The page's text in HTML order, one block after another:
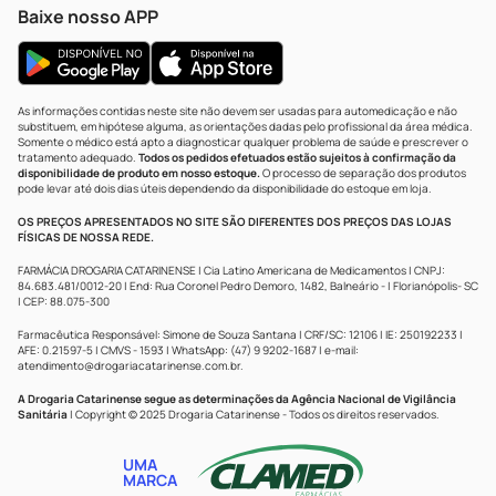
Baixe nosso APP
As informações contidas neste site não devem ser usadas para automedicação e não
substituem, em hipótese alguma, as orientações dadas pelo profissional da área médica.
Somente o médico está apto a diagnosticar qualquer problema de saúde e prescrever o
tratamento adequado. Todos os pedidos efetuados estão sujeitos à confirmação da
disponibilidade de produto em nosso estoque.O processo de separação dos produtos
pode levar até dois dias úteis dependendo da disponibilidade do estoque em loja.
OS PREÇOS APRESENTADOS NO SITE SÃO DIFERENTES DOS PREÇOS DAS LOJAS
FÍSICAS DE NOSSA REDE.
FARMÁCIA DROGARIA CATARINENSE | Cia Latino Americana de Medicamentos | CNPJ:
84.683.481/0012-20 | End: Rua Coronel Pedro Demoro, 1482, Balneário - | Florianópolis- SC
| CEP: 88.075-300
Farmacêutica Responsável: Simone de Souza Santana | CRF/SC: 12106 | IE: 250192233 |
AFE: 0.21597-5 | CMVS - 1593 | WhatsApp: (47) 9 9202-1687 | e-mail:
atendimento@drogariacatarinense.com.br.
A Drogaria Catarinense segue as determinações da Agência Nacional de Vigilância
Sanitária | Copyright © 2025 Drogaria Catarinense - Todos os direitos reservados.
UMA
MARCA